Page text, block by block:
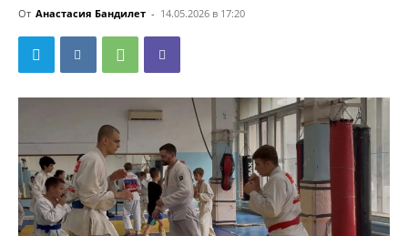
От Анастасия Бандилет - 14.05.2026 в 17:20